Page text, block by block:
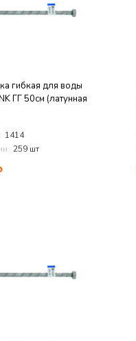
гибкая для воды
ГГ 50см (латунная
1414
259 шт